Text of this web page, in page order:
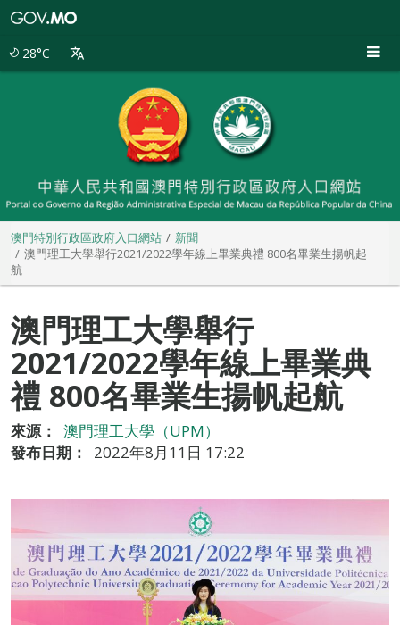
28°C
澳門特別行政區政府入口網站
新聞
澳門理工大學舉行2021/2022學年線上畢業典禮 800名畢業生揚帆起
航
澳門理工大學舉行
2021/2022學年線上畢業典
禮 800名畢業生揚帆起航
來源：
澳門理工大學（UPM）
發布日期：
2022年8月11日 17:22